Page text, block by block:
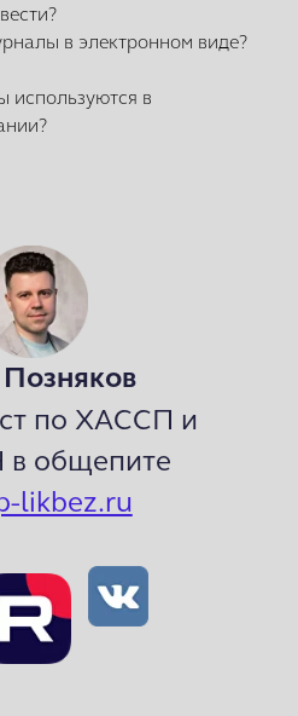
в электронном виде?
в
по ХАССП и
общепите
likbez.ru